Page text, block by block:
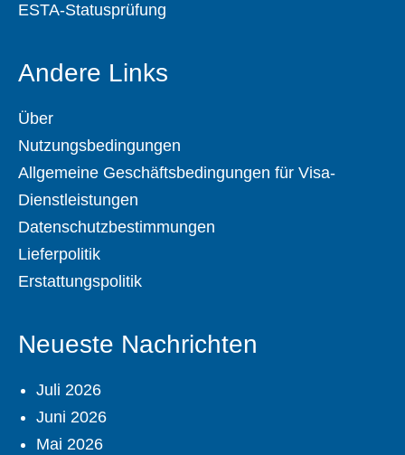
ESTA-Statusprüfung
Andere Links
Über
Nutzungsbedingungen
Allgemeine Geschäftsbedingungen für Visa-
Dienstleistungen
Datenschutzbestimmungen
Lieferpolitik
Erstattungspolitik
Neueste Nachrichten
Juli 2026
Juni 2026
Mai 2026